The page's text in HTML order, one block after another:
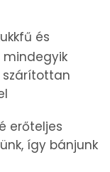
és
szárítottan
erőteljes
így bánjunk